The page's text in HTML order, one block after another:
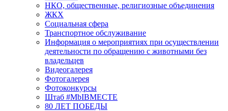
НКО, общественные, религиозные объединения
ЖКХ
Социальная сфера
Транспортное обслуживание
Информация о мероприятиях при осуществлении
деятельности по обращению с животными без
владельцев
Видеогалерея
Фотогалерея
Фотоконкурсы
Штаб #MbIBMECTE
80 ЛЕТ ПОБЕДЫ